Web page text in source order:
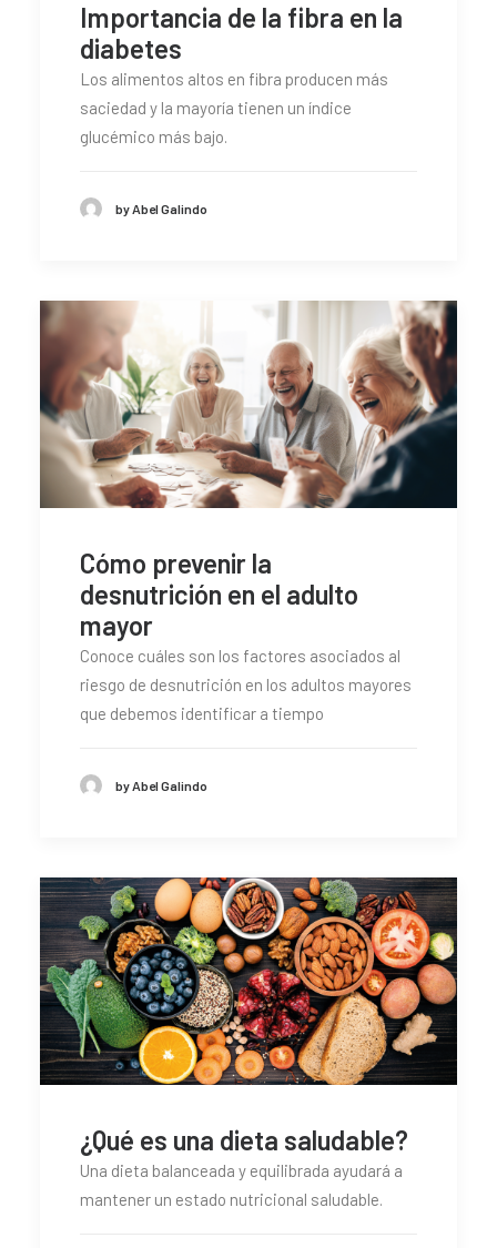
Importancia de la fibra en la
diabetes
Los alimentos altos en fibra producen más
saciedad y la mayoría tienen un índice
glucémico más bajo.
by Abel Galindo
Cómo prevenir la
desnutrición en el adulto
mayor
Conoce cuáles son los factores asociados al
riesgo de desnutrición en los adultos mayores
que debemos identificar a tiempo
by Abel Galindo
¿Qué es una dieta saludable?
Una dieta balanceada y equilibrada ayudará a
mantener un estado nutricional saludable.